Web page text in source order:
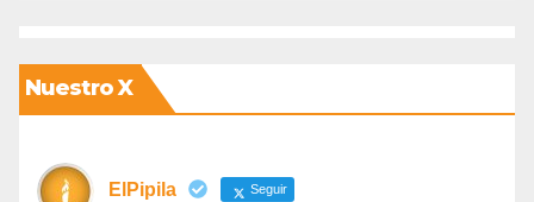
Nuestro X
ElPipila Seguir